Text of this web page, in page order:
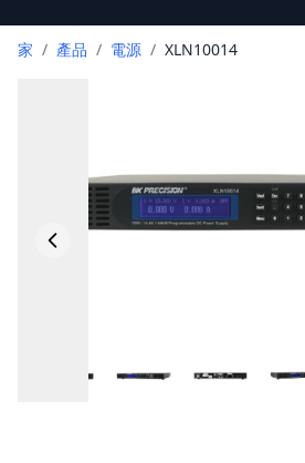
家 / 產品 / 電源 / XLN10014